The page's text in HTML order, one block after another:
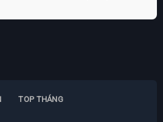
TOP THÁNG